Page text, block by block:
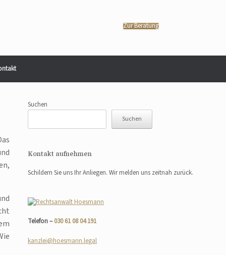
Zur Beratung
Suchen
Suchen
Kontakt aufnehmen
Schildern Sie uns Ihr Anliegen. Wir melden uns zeitnah zurück.
Telefon –030 61 08 04 191
kanzlei@hoesmann.legal